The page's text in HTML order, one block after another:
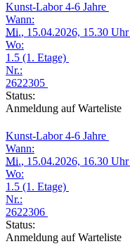
Kunst-Labor 4-6 Jahre
Wann:
Mi., 15.04.2026, 15.30 Uhr
Wo:
1.5 (1. Etage)
Nr.:
2622305
Status:
Anmeldung auf Warteliste
Kunst-Labor 4-6 Jahre
Wann:
Mi., 15.04.2026, 16.30 Uhr
Wo:
1.5 (1. Etage)
Nr.:
2622306
Status:
Anmeldung auf Warteliste